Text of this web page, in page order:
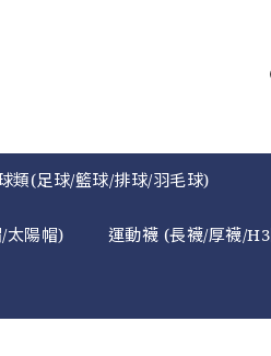
類(足球/籃球/排球/羽毛球)
太陽帽) 運動襪 (長襪/厚襪/